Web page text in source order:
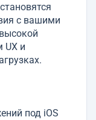
с вашими
UX и
под iOS